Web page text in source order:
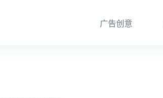
广告创意